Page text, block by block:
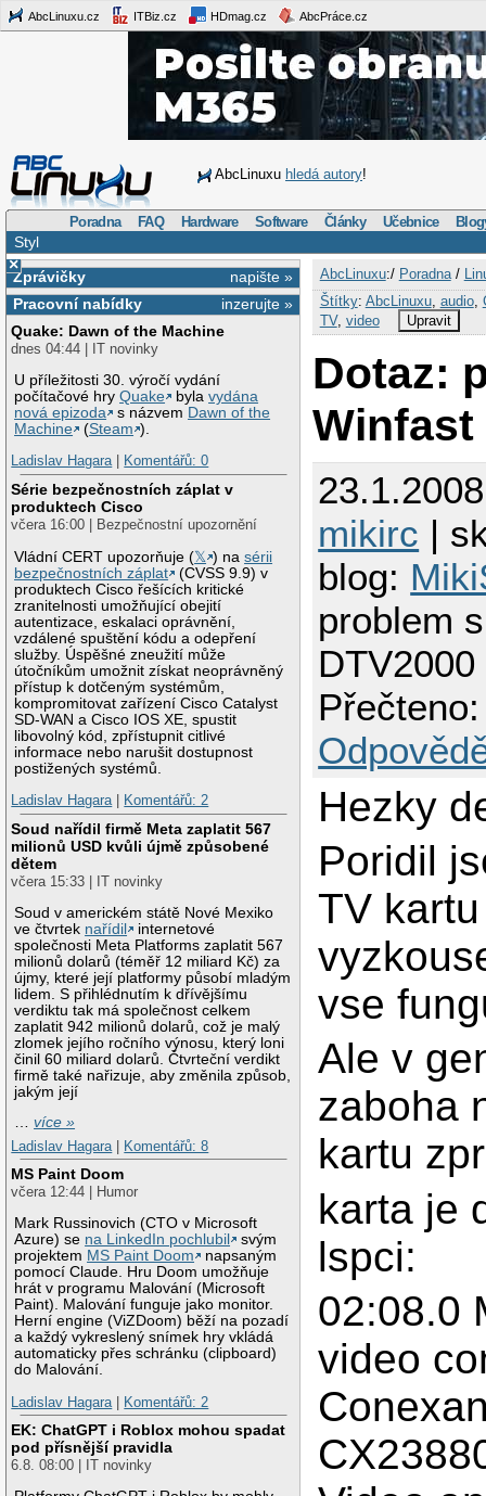
AbcLinuxu.cz ITBiz.cz HDmag.cz AbcPráce.cz
AbcLinuxu hledá autory!
Poradna FAQ Hardware Software Články Učebnice
Styl
×
napište »
Zprávičky
inzerujte »
Pracovní nabídky
Quake: Dawn of the Machine
dnes 04:44 | IT novinky
U příležitosti 30. výročí vydání
počítačové hryQuake bylavydána
nová epizoda
s názvem Dawn of the
Machine
(Steam ).
Ladislav Hagara| Komentářů: 0
Série bezpečnostních záplat v
produktech Cisco
včera 16:00 | Bezpečnostní upozornění
Vládní CERT upozorňuje (𝕏 ) nasérii
bezpečnostních záplat
(CVSS 9.9) v
produktech Cisco řešících kritické
zranitelnosti umožňující obejití
autentizace, eskalaci oprávnění,
vzdálené spuštění kódu a odepření
služby. Úspěšné zneužití může
útočníkům umožnit získat neoprávněný
přístup k dotčeným systémům,
kompromitovat zařízení Cisco Catalyst
SD-WAN a Cisco IOS XE, spustit
libovolný kód, zpřístupnit citlivé
informace nebo narušit dostupnost
postižených systémů.
Ladislav Hagara| Komentářů: 2
Soud nařídil firmě Meta zaplatit 567
milionů USD kvůli újmě způsobené
dětem
včera 15:33 | IT novinky
Soud v americkém státě Nové Mexiko
ve čtvrtek nařídil
internetové
společnosti Meta Platforms zaplatit 567
milionů dolarů (téměř 12 miliard Kč) za
újmy, které její platformy působí mladým
lidem. S přihlédnutím k dřívějšímu
verdiktu tak má společnost celkem
zaplatit 942 milionů dolarů, což je malý
zlomek jejího ročního výnosu, který loni
činil 60 miliard dolarů. Čtvrteční verdikt
firmě také nařizuje, aby změnila způsob,
jakým její
…více »
Ladislav Hagara
Komentářů: 8
MS Paint Doom
včera 12:44 | Humor
Mark Russinovich (CTO v Microsoft
Azure) se na LinkedIn pochlubil
svým
projektem MS Paint Doom
napsaným
pomocí Claude. Hru Doom umožňuje
hrát v programu Malování (Microsoft
Paint). Malování funguje jako monitor.
Herní engine (ViZDoom) běží na pozadí
a každý vykreslený snímek hry vkládá
automaticky přes schránku (clipboard)
do Malování.
Ladislav Hagara
Komentářů: 2
EK: ChatGPT i Roblox mohou spadat
pod přísnější pravidla
6.8. 08:00 | IT novinky
AbcLinuxu:/ Poradna/
Štítky: AbcLinuxu, audio,
TV, video Upravit
Dotaz:
Winfast
mikirc |
blog:
problem
DTV2000
Hezky
Poridil
TV
vse
Ale v
zaboha
kartu
karta je
lspci:
02:08.0
video